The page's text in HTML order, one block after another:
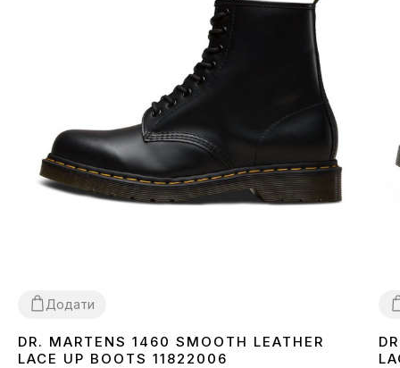
Додати
36 373840 424344 45
DR. MARTENS 1460 SMOOTH LEATHER
LACE UP BOOTS 11822006